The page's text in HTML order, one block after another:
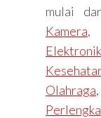
mulai
Kamera,
Elektronik
Olahraga